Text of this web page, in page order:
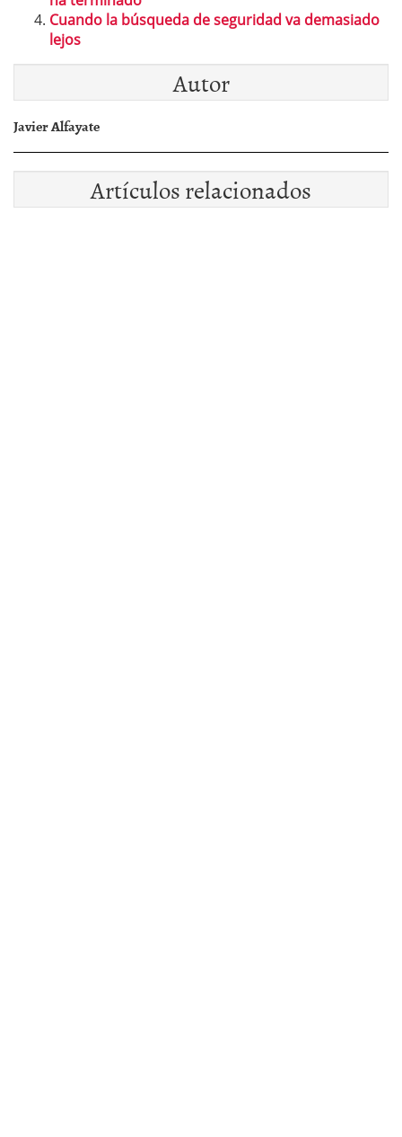
Cuando la búsqueda de seguridad va demasiado
lejos
Autor
Javier Alfayate
Artículos relacionados